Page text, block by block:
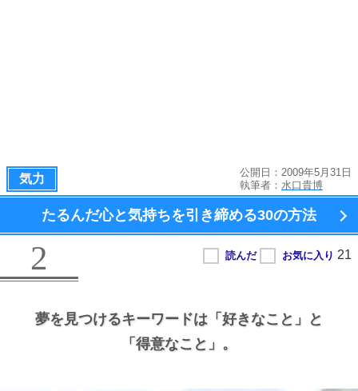
気力
公開日：2009年5月31日
執筆者： 水口貴博
たるんだ心と気持ちを引き締める30の方法
2
夢を見つけるキーワードは 「好きなこと」と
「得意なこと」。